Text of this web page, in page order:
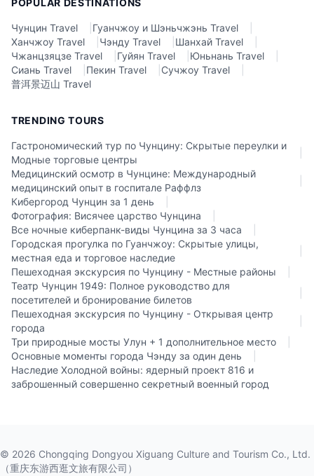
POPULAR DESTINATIONS
Чунцин Travel Гуанчжоу и Шэньчжэнь Travel
Ханчжоу Travel
Чэнду Travel Шанхай Travel
Чжанцзяцзе Travel
Гуйян Travel Юньнань Travel
Сиань Travel
Пекин Travel Сучжоу Travel
普洱景迈山 Travel
TRENDING TOURS
Гастрономический тур по Чунцину: Скрытые переулки и
Модные торговые центры
Медицинский осмотр в Чунцине: Международный
медицинский опыт в госпитале Раффлз
Кибергород Чунцин за 1 день
Фотография: Висячее царство Чунцина
Все ночные киберпанк-виды Чунцина за 3 часа
Городская прогулка по Гуанчжоу: Скрытые улицы,
местная еда и торговое наследие
Пешеходная экскурсия по Чунцину - Местные районы
Театр Чунцин 1949: Полное руководство для
посетителей и бронирование билетов
Пешеходная экскурсия по Чунцину - Открывая центр
города
Три природные мосты Улун + 1 дополнительное место
Основные моменты города Чэнду за один день
Наследие Холодной войны: ядерный проект 816 и
заброшенный совершенно секретный военный город
© 2026 Chongqing Dongyou Xiguang Culture and Tourism Co., Ltd.
（重庆东游西逛文旅有限公司）